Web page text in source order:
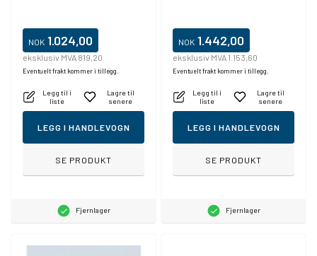
NOK 1.024,00
eksklusiv MVA 819,20
Eventuelt frakt kommer i tillegg.
Legg til i
liste
Lagre til
senere
LEGG I HANDLEVOGN
SE PRODUKT
Fjernlager
NOK 1.442,00
eksklusiv MVA 1.153,60
Eventuelt frakt kommer i tillegg.
Legg til i
liste
Lagre til
senere
LEGG I HANDLEVOGN
SE PRODUKT
Fjernlager